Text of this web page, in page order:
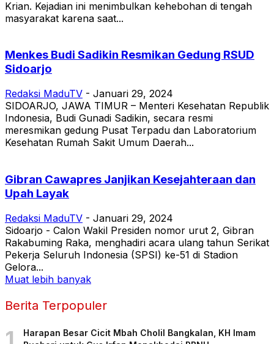
Krian. Kejadian ini menimbulkan kehebohan di tengah
masyarakat karena saat...
Menkes Budi Sadikin Resmikan Gedung RSUD
Sidoarjo
Redaksi MaduTV - Januari 29, 2024
SIDOARJO, JAWA TIMUR – Menteri Kesehatan Republik
Indonesia, Budi Gunadi Sadikin, secara resmi
meresmikan gedung Pusat Terpadu dan Laboratorium
Kesehatan Rumah Sakit Umum Daerah...
Gibran Cawapres Janjikan Kesejahteraan dan
Upah Layak
Redaksi MaduTV - Januari 29, 2024
Sidoarjo - Calon Wakil Presiden nomor urut 2, Gibran
Rakabuming Raka, menghadiri acara ulang tahun Serikat
Pekerja Seluruh Indonesia (SPSI) ke-51 di Stadion
Gelora...
Muat lebih banyak
Berita Terpopuler
1
Harapan Besar Cicit Mbah Cholil Bangkalan, KH Imam